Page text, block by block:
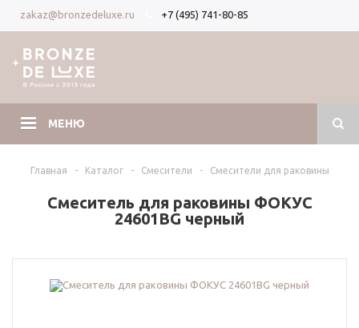
zakaz@bronzedeluxe.ru +7 (495) 741-80-85
МЕНЮ
Главная - Каталог - Смесители - Смесители для раковины
Смеситель для раковины ФОКУС
24601BG черный